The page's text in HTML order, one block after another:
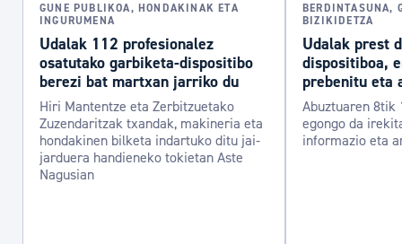
GUNE PUBLIKOA, HONDAKINAK ETA
INGURUMENA
Udalak 112 profesionalez
osatutako garbiketa-dispositibo
berezi bat martxan jarriko du
Hiri Mantentze eta Zerbitzuetako
Zuzendaritzak txandak, makineria eta
hondakinen bilketa indartuko ditu jai-
jarduera handieneko tokietan Aste
Nagusian
BERDINTASUNA,
BIZIKIDETZA
Udalak prest
dispositiboa,
prebenitu eta
Abuztuaren 8tik
egongo da
informazio eta